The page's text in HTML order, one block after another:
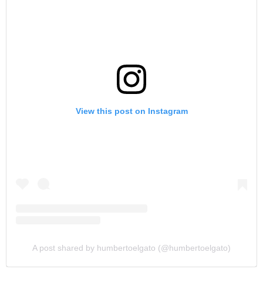
View this post on Instagram
A post shared by humbertoelgato (@humbertoelgato)